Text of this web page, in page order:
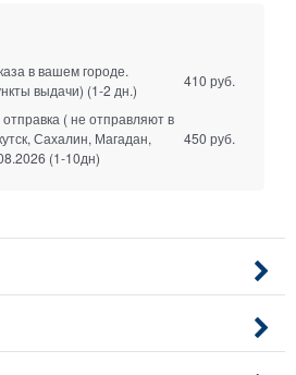
в вашем городе.
выдачи) (1-2 дн.)
410 руб.
( не отправляют в
Сахалин, Магадан,
(1-10дн)
450 руб.